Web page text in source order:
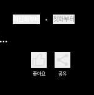
첫화부터
좋아요 공유